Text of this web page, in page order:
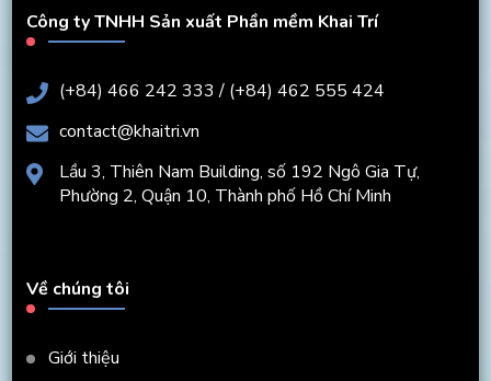
Công ty TNHH Sản xuất Phần mềm Khai Trí
(+84) 466 242 333 / (+84) 462 555 424
contact@khaitri.vn
Lầu 3, Thiên Nam Building, số 192 Ngô Gia Tự,
Phường 2, Quận 10, Thành phố Hồ Chí Minh
Về chúng tôi
Giới thiệu